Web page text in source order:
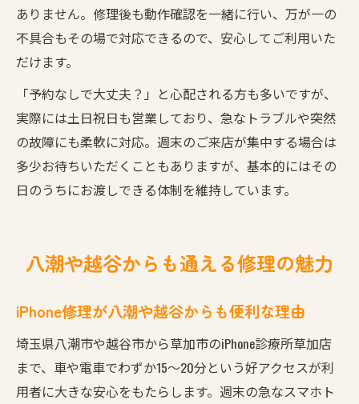
ありません。修理後も動作確認を一緒に行い、万が一の
不具合もその場で対応できるので、安心してご利用いた
だけます。
「予約なしで大丈夫？」と心配される方も多いですが、
実際には土日祝日も営業しており、急なトラブルや突然
の故障にも柔軟に対応。週末のご来店が集中する場合は
多少お待ちいただくこともありますが、基本的にはその
日のうちにお渡しできる体制を維持しています。
八潮や越谷からも通える修理の魅力
iPhone修理が八潮や越谷からも便利な理由
埼玉県八潮市や越谷市から草加市のiPhone診療所草加店
まで、車や電車でわずか15〜20分という好アクセスが利
用者に大きな安心をもたらします。週末の急なスマホト